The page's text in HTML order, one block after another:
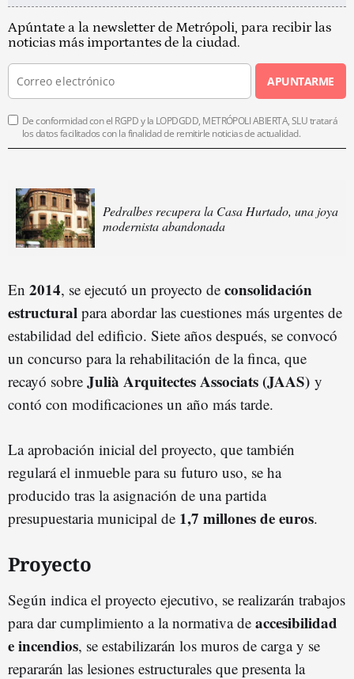
Apúntate a la newsletter de Metrópoli, para recibir las
noticias más importantes de la ciudad.
APUNTARME
De conformidad con el RGPD y la LOPDGDD, METRÓPOLI ABIERTA, SLU tratará
los datos facilitados con la finalidad de remitirle noticias de actualidad.
Pedralbes recupera la Casa Hurtado, una joya
modernista abandonada
En 2014, se ejecutó un proyecto de consolidación
estructural para abordar las cuestiones más urgentes de
estabilidad del edificio. Siete años después, se convocó
un concurso para la rehabilitación de la finca, que
recayó sobre Julià Arquitectes Associats (JAAS) y
contó con modificaciones un año más tarde.
La aprobación inicial del proyecto, que también
regulará el inmueble para su futuro uso, se ha
producido tras la asignación de una partida
presupuestaria municipal de 1,7 millones de euros.
Proyecto
Según indica el proyecto ejecutivo, se realizarán trabajos
para dar cumplimiento a la normativa de accesibilidad
e incendios, se estabilizarán los muros de carga y se
repararán las lesiones estructurales que presenta la